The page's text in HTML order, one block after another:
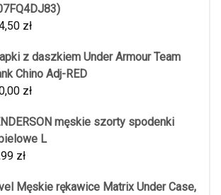
zł
z daszkiem Under Armour Team
Chino Adj-RED
zł
męskie szorty spodenki
L
zł
Męskie rękawice Matrix Under Case,